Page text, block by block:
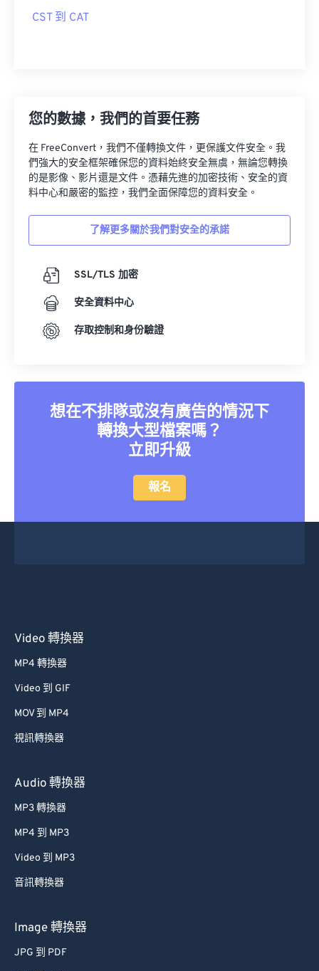
CST 到 CAT
您的數據，我們的首要任務
在 FreeConvert，我們不僅轉換文件，更保護文件安全。我
們強大的安全框架確保您的資料始終安全無虞，無論您轉換
的是影像、影片還是文件。憑藉先進的加密技術、安全的資
料中心和嚴密的監控，我們全面保障您的資料安全。
了解更多關於我們對安全的承諾
SSL/TLS 加密
安全資料中心
存取控制和身份驗證
想在不排隊或沒有廣告的情況下
轉換大型檔案嗎？
立即升級
報名
Video 轉換器
MP4 轉換器
Video 到 GIF
MOV 到 MP4
視訊轉換器
Audio 轉換器
MP3 轉換器
MP4 到 MP3
Video 到 MP3
音訊轉換器
Image 轉換器
JPG 到 PDF